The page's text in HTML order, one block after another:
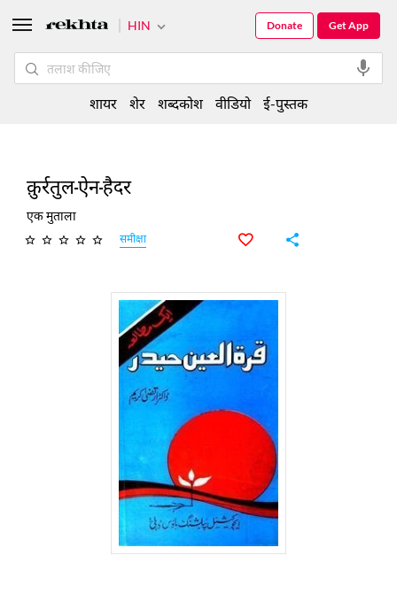
क़ुर्रतुल-ऐन-हैदर
एक मुताला
समीक्षा
HIN Get App
Donate
शायर शेर शब्दकोश वीडियो ई-पुस्तक